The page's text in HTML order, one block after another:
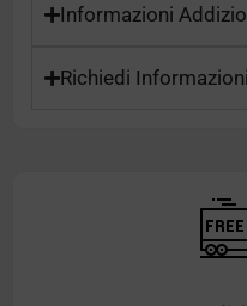
Informazioni
Richiedi Informazioni